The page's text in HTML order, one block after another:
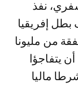
نفذ
إفريقيا
من مليونا
قبل أن يتفاجؤا
ماليا